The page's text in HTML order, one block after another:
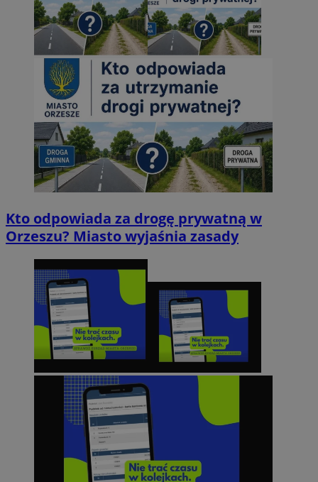
Kto odpowiada za drogę prywatną w
Orzeszu? Miasto wyjaśnia zasady